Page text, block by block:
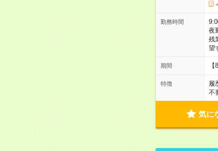
勤務時間
夜
残
望
期間
特徴 履
不
気に